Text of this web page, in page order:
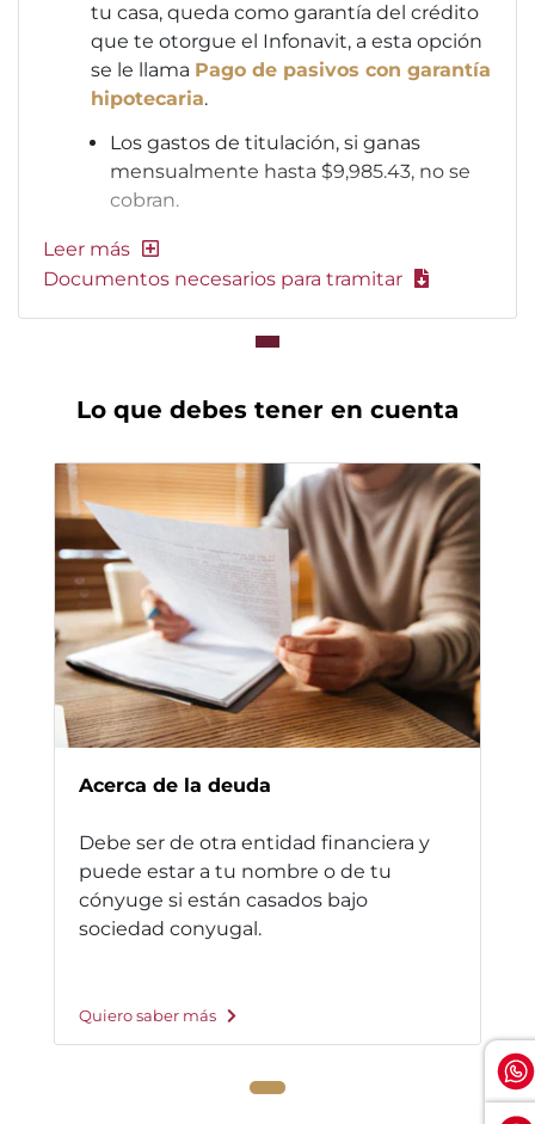
tu casa, queda como garantía del crédito
que te otorgue el Infonavit, a esta opción
se le llama Pago de pasivos con garantía
hipotecaria.
Los gastos de titulación, si ganas
mensualmente hasta $9,985.43, no se
cobran.
Documentos necesarios para tramitar
Lo que debes tener en cuenta
Acerca de la deuda
Debe ser de otra entidad financiera y
puede estar a tu nombre o de tu
cónyuge si están casados bajo
sociedad conyugal.
Quiero saber más